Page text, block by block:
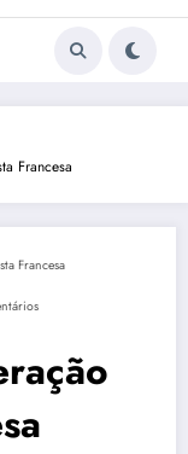
Francesa
Francesa